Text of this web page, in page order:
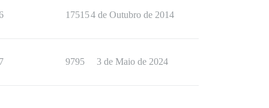
175154 de Outubro de 2014
9795 3 de Maio de 2024